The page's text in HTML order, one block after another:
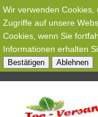
Wir verwenden
Zugriffe auf unsere
Cookies, wenn Sie
Informationen erhalten
Bestätigen Ablehnen